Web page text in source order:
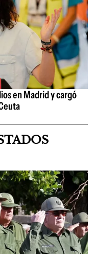
en Madrid y cargó